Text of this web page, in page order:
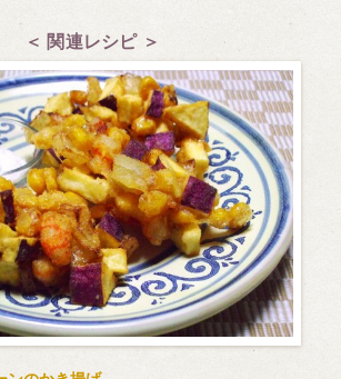
＜ 関連レシピ ＞